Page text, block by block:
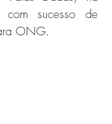
sucesso de
ONG.